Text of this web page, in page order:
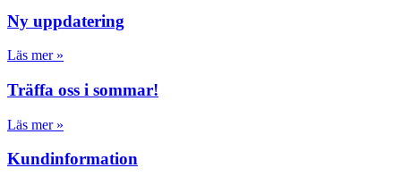
Ny uppdatering
Läs mer »
Träffa oss i sommar!
Läs mer »
Kundinformation